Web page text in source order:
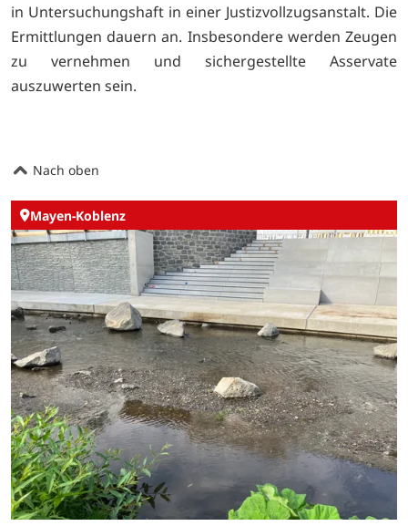
in Untersuchungshaft in einer Justizvollzugsanstalt. Die
Ermittlungen dauern an. Insbesondere werden Zeugen
zu vernehmen und sichergestellte Asservate
auszuwerten sein.
Nach oben
Mayen-Koblenz